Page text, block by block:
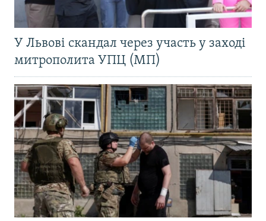
У Львові скандал через участь у заході
митрополита УПЦ (МП)